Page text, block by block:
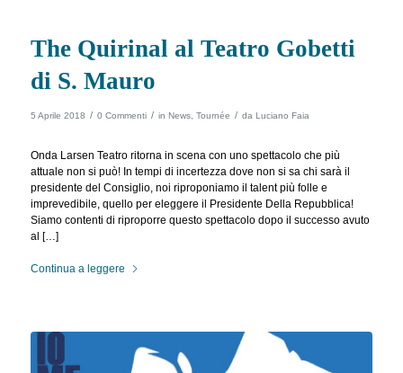
The Quirinal al Teatro Gobetti
di S. Mauro
5 Aprile 2018 / 0 Commenti / in News, Tournée / da Luciano Faia
Onda Larsen Teatro ritorna in scena con uno spettacolo che più
attuale non si può! In tempi di incertezza dove non si sa chi sarà il
presidente del Consiglio, noi riproponiamo il talent più folle e
imprevedibile, quello per eleggere il Presidente Della Repubblica!
Siamo contenti di riproporre questo spettacolo dopo il successo avuto
al […]
Continua a leggere